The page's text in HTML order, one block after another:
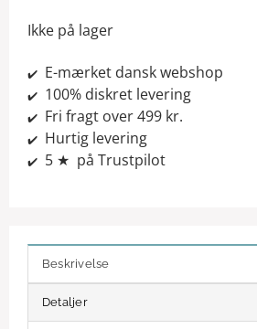
Ikke på lager
✔️E-mærket dansk webshop
✔️100% diskret levering
✔️Fri fragt over 499 kr.
✔️Hurtig levering
✔️5 ★ på Trustpilot
Beskrivelse
Detaljer